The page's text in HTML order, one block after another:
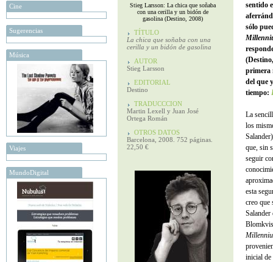
Cine
Sugerencias
Música
Viajes
MundoDigital
Stieg Larsson: La chica que soñaba
con una cerilla y un bidón de
gasolina (Destino, 2008)
TÍTULO
La chica que soñaba con una
cerilla y un bidón de gasolina
AUTOR
Stieg Larsson
EDITORIAL
Destino
TRADUCCCION
Martin Lexell y Juan José
Ortega Román
OTROS DATOS
Barcelona, 2008. 752 páginas.
22,50 €
sentido
sólo
primera
del que
tiempo:
La
los
que, sin
seguir
esta
creo que
inicial de